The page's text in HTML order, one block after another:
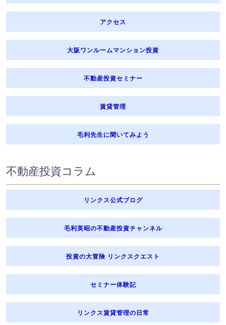
弊社は、業務上必要な範囲で、かつ、適法で公正な手段により個人情報
弊社は、取扱う個人データの漏洩・滅失または毀損の防止その他の個人
施体制の整備など、十分なセキュリティ対策を講じると共に、利用目的
じています。
6. 個人データの第三者への提供
ご本人の同意なく第三者に個人データを提供しません。
① 業務委託先または提携先に業務上必要な範囲で提供する場合
③ 人の生命、身体又は財産の保護のために必要がある場合であって、本
人の同意を得ることが困難であるとき
④ 公衆衛生の向上又は児童の健全な育成の推進のために、特に必要があ
る場合であって、本人の同意を得ることが困難であるとき
⑤ 国の機関若しくは地方公共団体又はその委託を受けた者が、法令に定
人の同意を得ることにより当該事務の遂行に支障を及ぼすおそれがある
弊社は、政治的見解、信教（宗教・思想及び信条をいいます。）、労働
に犯罪歴に関する情報（以下「センシティブ情報」と言います。）を、
ん。
① 業務委託先または提携先に業務上必要な範囲で提供する場合
② 法令等に基づく場合
アクセス
大阪ワンルームマンション投資
不動産投資セミナー
賃貸管理
毛利先生に聞いてみよう
不動産投資コラム
リンクス公式ブログ
毛利英昭の不動産投資チャンネル
投資の大冒険 リンクスクエスト
セミナー体験記
リンクス賃貸管理の日常